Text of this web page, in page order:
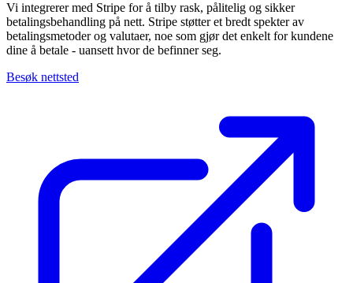
Vi integrerer med Stripe for å tilby rask, pålitelig og sikker
betalingsbehandling på nett. Stripe støtter et bredt spekter av
betalingsmetoder og valutaer, noe som gjør det enkelt for kundene
dine å betale - uansett hvor de befinner seg.
Besøk nettsted